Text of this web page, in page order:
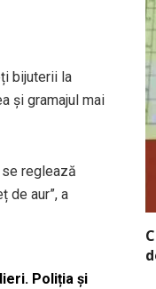
bijuterii la
și gramajul mai
se reglează
de aur”, a
Poliția și